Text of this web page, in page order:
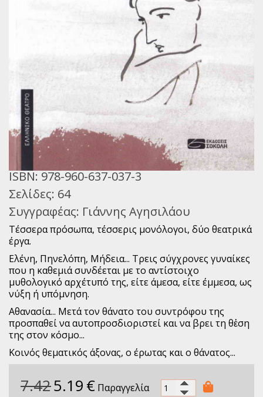
Παγκόσμιο Θέατρο
Ιστορία
Βιογραφίες
Ψυχολογία
Εκπαίδευση
Λεξικά
Ημερολόγια
ISBN: 978-960-637-037-3
Σελίδες: 64
Συγγραφέας: Γιάννης Αγησιλάου
Τέσσερα πρόσωπα, τέσσερις μονόλογοι, δύο θεατρικά
έργα.
Ελένη, Πηνελόπη, Μήδεια... Τρεις σύγχρονες γυναίκες
που η καθεμιά συνδέεται με το αντίστοιχο
μυθολογικό αρχέτυπό της, είτε άμεσα, είτε έμμεσα, ως
νύξη ή υπόμνηση.
Αθανασία... Μετά τον θάνατο του συντρόφου της
προσπαθεί να αυτοπροσδιοριστεί και να βρει τη θἐση
της στον κόσμο...
Κοινός θεματικός άξονας, ο έρωτας και ο θάνατος...
7.425.19 € Παραγγελία